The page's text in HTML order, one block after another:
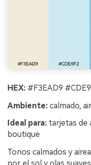
HEX: #F3EAD9
Ambiente: calmado,
Ideal para: tarjetas de
boutique
Tonos calmados y